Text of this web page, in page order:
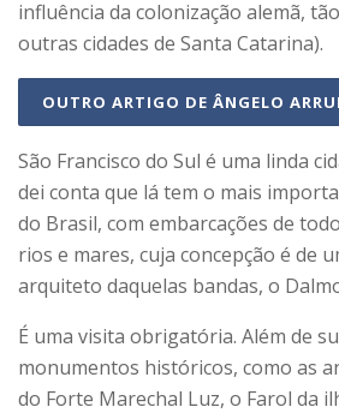
influência da colonização alemã,
outras cidades de Santa Catarina).
OUTRO ARTIGO DE ÂNGELO
São Francisco do Sul é uma linda
dei conta que lá tem o mais
do Brasil, com embarcações de
rios e mares, cuja concepção é de
arquiteto daquelas bandas, o
É uma visita obrigatória. Além de
monumentos históricos, como as
do Forte Marechal Luz, o Farol da